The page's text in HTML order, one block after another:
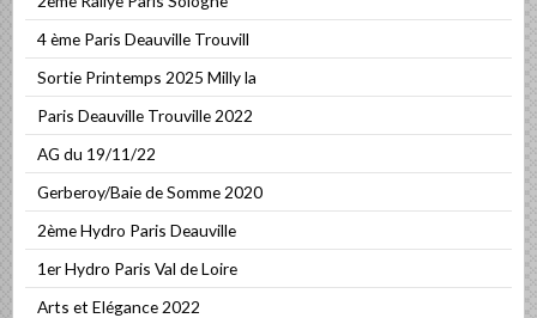
4 ème Paris Deauville Trouvill
Sortie Printemps 2025 Milly la
Paris Deauville Trouville 2022
AG du 19/11/22
Gerberoy/Baie de Somme 2020
2ème Hydro Paris Deauville
1er Hydro Paris Val de Loire
Arts et Elégance 2022